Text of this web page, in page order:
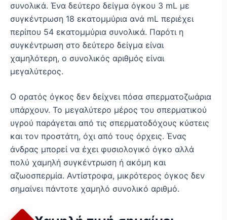
συνολικά. Ένα δεύτερο δείγμα όγκου 3 mL με
συγκέντρωση 18 εκατομμύρια ανά mL περιέχει
περίπου 54 εκατομμύρια συνολικά. Παρότι η
συγκέντρωση στο δεύτερο δείγμα είναι
χαμηλότερη, ο συνολικός αριθμός είναι
μεγαλύτερος.
Ο ορατός όγκος δεν δείχνει πόσα σπερματοζωάρια
υπάρχουν. Το μεγαλύτερο μέρος του σπερματικού
υγρού παράγεται από τις σπερματοδόχους κύστεις
και τον προστάτη, όχι από τους όρχεις. Ένας
άνδρας μπορεί να έχει φυσιολογικό όγκο αλλά
πολύ χαμηλή συγκέντρωση ή ακόμη και
αζωοσπερμία. Αντίστροφα, μικρότερος όγκος δεν
σημαίνει πάντοτε χαμηλό συνολικό αριθμό.